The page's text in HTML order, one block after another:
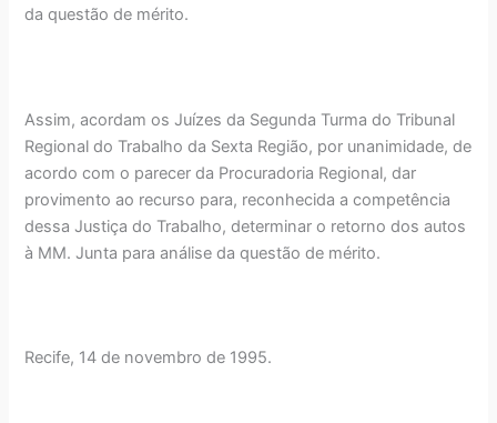
da questão de mérito.
Assim, acordam os Juízes da Segunda Turma do Tribunal
Regional do Trabalho da Sexta Região, por unanimidade, de
acordo com o parecer da Procuradoria Regional, dar
provimento ao recurso para, reconhecida a competência
dessa Justiça do Trabalho, determinar o retorno dos autos
à MM. Junta para análise da questão de mérito.
Recife, 14 de novembro de 1995.